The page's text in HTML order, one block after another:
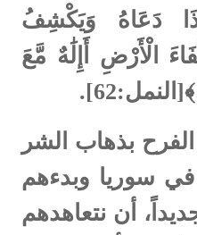
دَعَاهُ وَيَكْشِفُ
الْأَرْضِ أَإِلَٰهٌ مَّعَ
الفرح بذهاب الشر
في سوريا وبدءهم
أن نتعاهدهم